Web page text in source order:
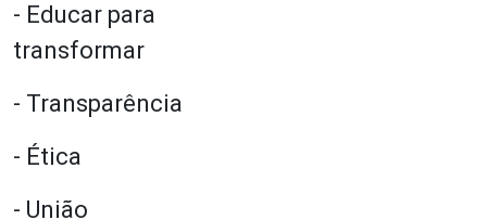
- Educar para
transformar
- Transparência
- Ética
- União